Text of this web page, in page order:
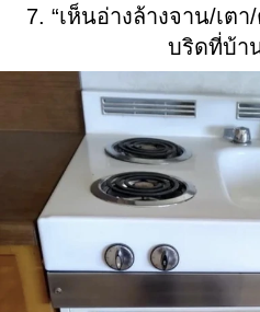
7. “เห็นอ่างล้างจาน/เต
บริดที่บ้า